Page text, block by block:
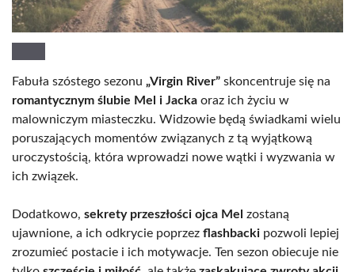
Fabuła szóstego sezonu „Virgin River” skoncentruje się na
romantycznym ślubie Mel i Jacka oraz ich życiu w
malowniczym miasteczku. Widzowie będą świadkami wielu
poruszających momentów związanych z tą wyjątkową
uroczystością, która wprowadzi nowe wątki i wyzwania w
ich związek.
Dodatkowo, sekrety przeszłości ojca Mel zostaną
ujawnione, a ich odkrycie poprzez flashbacki pozwoli lepiej
zrozumieć postacie i ich motywacje. Ten sezon obiecuje nie